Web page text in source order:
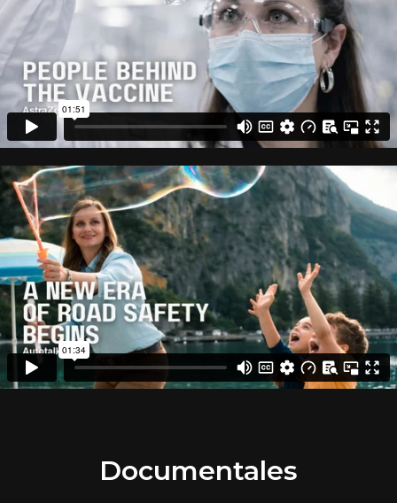
Documentales